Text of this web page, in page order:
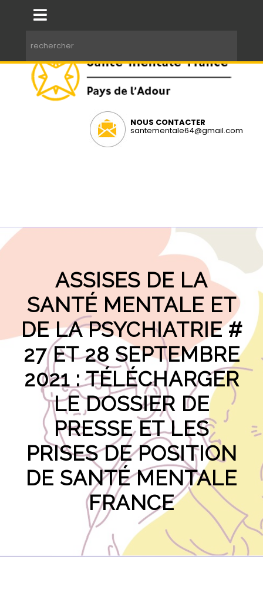
NOUS CONTACTER
santementale64@gmail.com
ASSISES DE LA
SANTÉ MENTALE ET
DE LA PSYCHIATRIE #
27 ET 28 SEPTEMBRE
2021 : TÉLÉCHARGER
LE DOSSIER DE
PRESSE ET LES
PRISES DE POSITION
DE SANTÉ MENTALE
FRANCE